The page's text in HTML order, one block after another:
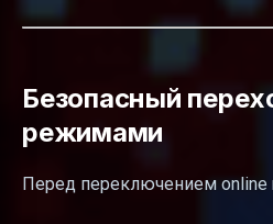
Безопасный
режимами
Перед переключением online